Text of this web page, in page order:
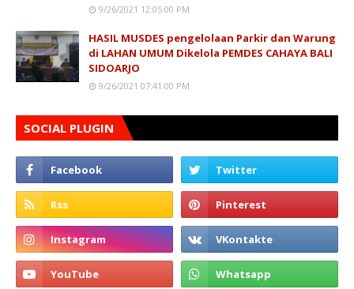
9/26/2021 12:05:00 PM
HASIL MUSDES pengelolaan Parkir dan Warung
di LAHAN UMUM Dikelola PEMDES CAHAYA BALI
SIDOARJO
9/26/2021 07:41:00 PM
SOCIAL PLUGIN